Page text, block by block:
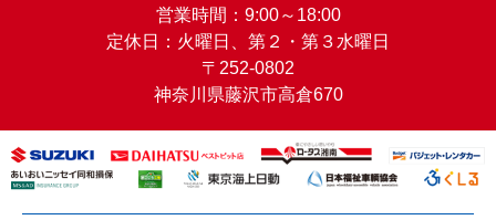
営業時間：9:00～18:00
定休日：火曜日、第２・第３水曜日
〒252-0802
神奈川県藤沢市高倉670